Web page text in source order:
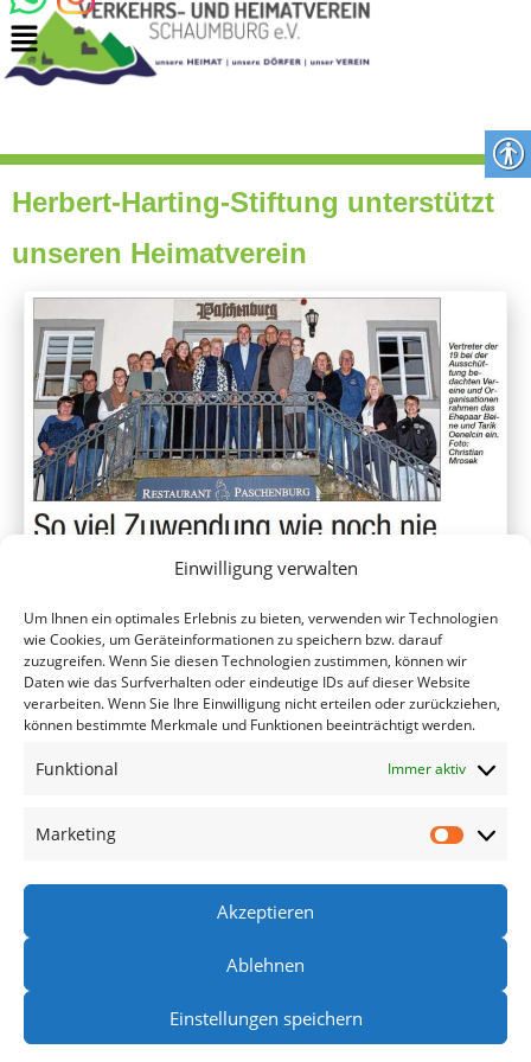
Einwilligung verwalten
Um Ihnen ein optimales Erlebnis zu bieten, verwenden wir Technologien
wie Cookies, um Geräteinformationen zu speichern bzw. darauf
zuzugreifen. Wenn Sie diesen Technologien zustimmen, können wir
Daten wie das Surfverhalten oder eindeutige IDs auf dieser Website
verarbeiten. Wenn Sie Ihre Einwilligung nicht erteilen oder zurückziehen,
können bestimmte Merkmale und Funktionen beeinträchtigt werden.
Funktional Immer aktiv
Marketing
Akzeptieren
Ablehnen
Einstellungen speichern
Herbert-Harting-Stiftung unterstützt
unseren Heimatverein
Datenschutzerklärung Kontakt